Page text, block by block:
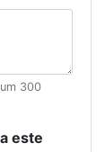
300
este